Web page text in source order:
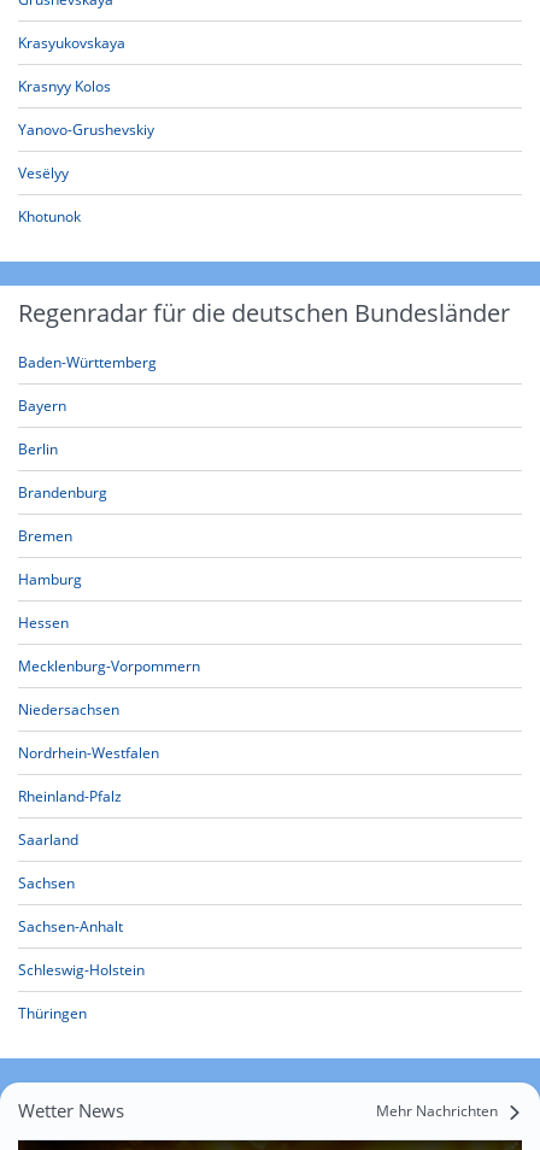
Krasyukovskaya
Krasnyy Kolos
Yanovo-Grushevskiy
Vesëlyy
Khotunok
Regenradar für die deutschen Bundesländer
Baden-Württemberg
Bayern
Berlin
Brandenburg
Bremen
Hamburg
Hessen
Mecklenburg-Vorpommern
Niedersachsen
Nordrhein-Westfalen
Rheinland-Pfalz
Saarland
Sachsen
Sachsen-Anhalt
Schleswig-Holstein
Thüringen
Wetter News Mehr Nachrichten